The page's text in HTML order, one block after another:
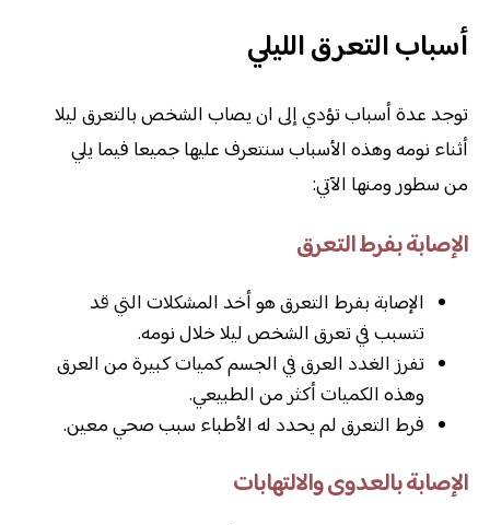
أسباب التعرق الليلي
توجد عدة أسباب تؤدي إلى ان يصاب الشخص بالتعرق ليلا
أثناء نومه وهذه الأسباب سنتعرف عليها جميعا فيما يلي
من سطور ومنها الآتي:
الإصابة بفرط التعرق
الإصابة بفرط التعرق هو أخد المشكلات التي قد
تتسبب في تعرق الشخص ليلا خلال نومه.
تفرز الغدد العرق في الجسم كميات كبيرة من العرق
وهذه الكميات أكثر من الطبيعي.
فرط التعرق لم يحدد له الأطباء سبب صحي معين.
الإصابة بالعدوى والالتهابات